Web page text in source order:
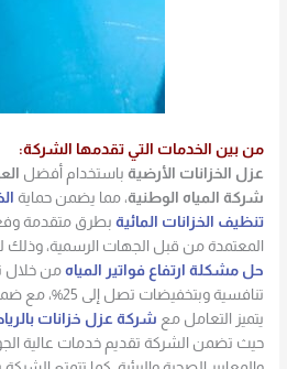
من بين الخدمات التي تقدمها الشركة:
عزل الخزانات الأرضية باستخدام أفضل
شركة المياه الوطنية، مما يضمن حماية
تنظيف الخزانات المائية بطرق متقدمة
المعتمدة من قبل الجهات الرسمية، وذلك
حل مشكلة ارتفاع فواتير المياه من خلال
تنافسية وبتخفيضات تصل إلى 25%، مع ضمان لمدة تصل إلى 10 سنوات.
يتميز التعامل مع شركة عزل خزانات
حيث تضمن الشركة تقديم خدمات عالية